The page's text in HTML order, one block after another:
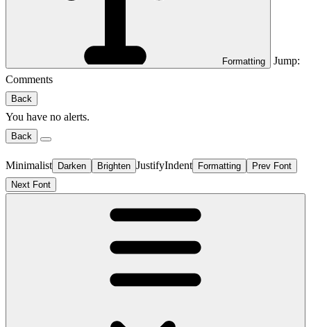
Formatting
Jump:
Comments
Back
You have no alerts.
Back
Minimalist Darken Brighten JustifyIndent Formatting
Prev Font
Next Font